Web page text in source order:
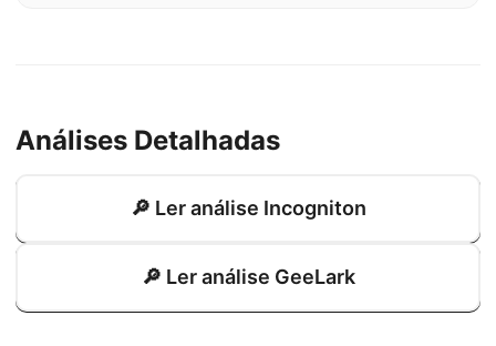
Análises Detalhadas
🔎 Ler análise Incogniton
🔎 Ler análise GeeLark